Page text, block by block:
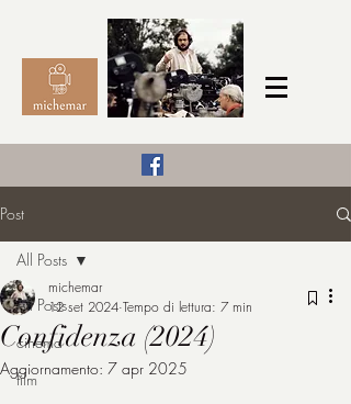
michemar
Post
All Posts
cinema
film
All Posts
Confidenza (2024)
michemar
12 set 2024 Tempo di lettura: 7 min
Aggiornamento: 7 apr 2025